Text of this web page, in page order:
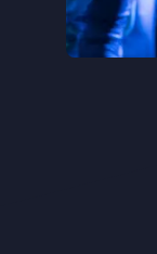
mini
Moore.
"Erg